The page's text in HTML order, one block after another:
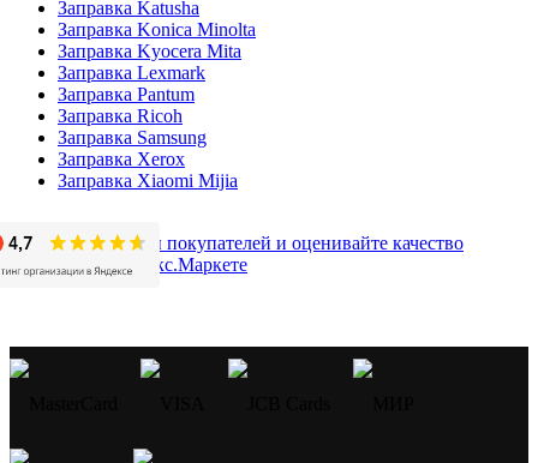
Заправка Katusha
Заправка Konica Minolta
Заправка Kyocera Mita
Заправка Lexmark
Заправка Pantum
Заправка Ricoh
Заправка Samsung
Заправка Xerox
Заправка Xiaomi Mijia